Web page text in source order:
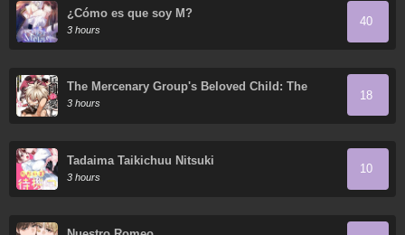
¿Cómo es que soy M?
3 hours
40
The Mercenary Group's Beloved Child: The
Orphan on the Brink of Death Is Raised by the
Mightiest Masters
3 hours
18
Tadaima Taikichuu Nitsuki
3 hours
10